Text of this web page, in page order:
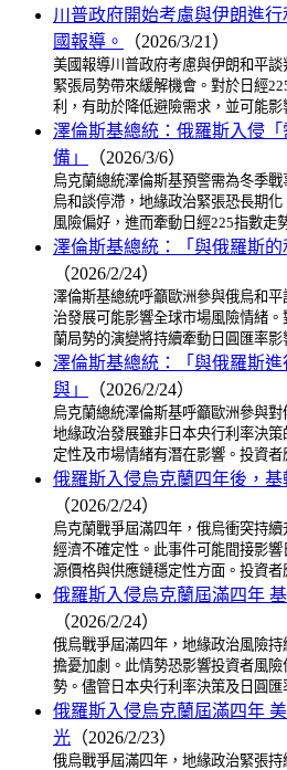
川普政府開始考慮與伊朗進
國報導。
（2026/3/21）
美國報導川普政府考慮與伊朗和平
緊張局勢帶來緩解機會。對於日經
利，有助於降低避險需求，並可能
澤倫斯基總統：俄羅斯入侵
備」
（2026/3/6）
烏克蘭總統澤倫斯基預警需為冬季
烏和談停滯，地緣政治緊張恐長期
風險偏好，進而牽動日經225指數走
澤倫斯基總統：「與俄羅斯的
（2026/2/24）
澤倫斯基總統呼籲歐洲參與俄烏和
治發展可能影響全球市場風險情緒
蘭局勢的演變將持續牽動日圓匯率
澤倫斯基總統：「與俄羅斯
與」
（2026/2/24）
烏克蘭總統澤倫斯基呼籲歐洲參與
地緣政治發展雖非日本央行利率決
定性及市場情緒有潛在影響。投資
俄羅斯入侵烏克蘭四年後，
（2026/2/24）
烏克蘭戰爭屆滿四年，俄烏衝突持
經濟不確定性。此事件可能間接影
源價格與供應鏈穩定性方面。投資
俄羅斯入侵烏克蘭屆滿四年
（2026/2/24）
俄烏戰爭屆滿四年，地緣政治風險
擔憂加劇。此情勢恐影響投資者風
勢。儘管日本央行利率決策及日圓
俄羅斯入侵烏克蘭屆滿四年
光 （2026/2/23）
俄烏戰爭屆滿四年，地緣政治緊張